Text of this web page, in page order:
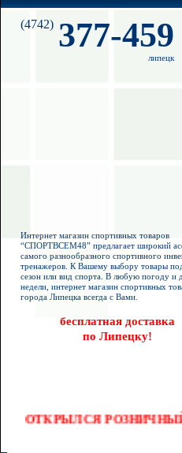
(4742) 377-459
липецк
Интернет магазин спортивных товаров
“СПОРТВСЕМ48” предлагает широкий
самого разнообразного спортивного
тренажеров. К Вашему выбору товары
сезон или вид спорта. В любую погоду и
недели, интернет магазин спортивных
города Липецка всегда с Вами.
бесплатная доставка
по Липецку!
ОТКРЫЛСЯ